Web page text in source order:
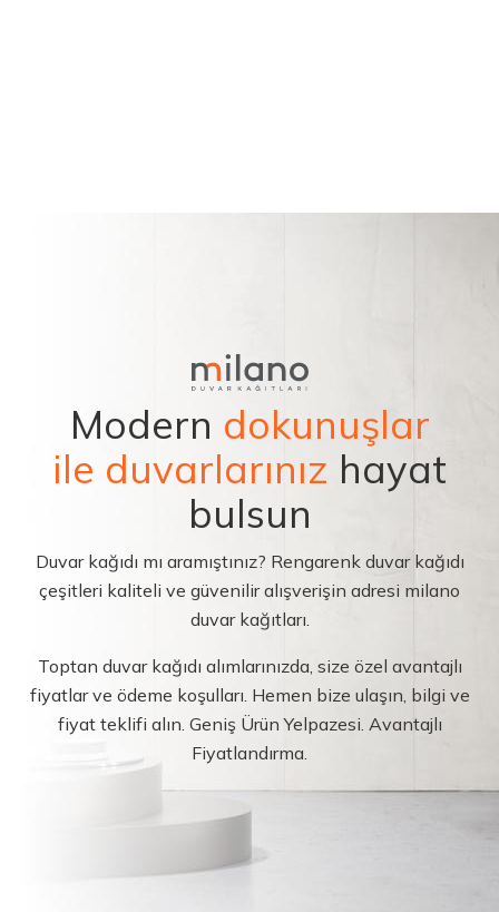
Modern dokunuşlar
ile duvarlarınız hayat
bulsun
Duvar kağıdı mı aramıştınız? Rengarenk duvar kağıdı
çeşitleri kaliteli ve güvenilir alışverişin adresi milano
duvar kağıtları.
Toptan duvar kağıdı alımlarınızda, size özel avantajlı
fiyatlar ve ödeme koşulları. Hemen bize ulaşın, bilgi ve
fiyat teklifi alın. Geniş Ürün Yelpazesi. Avantajlı
Fiyatlandırma.